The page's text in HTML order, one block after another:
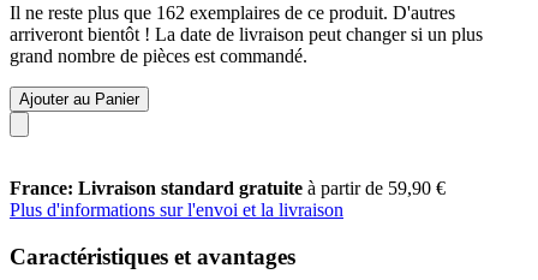
Il ne reste plus que 162 exemplaires de ce produit. D'autres
arriveront bientôt ! La date de livraison peut changer si un plus
grand nombre de pièces est commandé.
Ajouter au Panier
France: Livraison standard gratuite à partir de 59,90 €
Plus d'informations sur l'envoi et la livraison
Caractéristiques et avantages